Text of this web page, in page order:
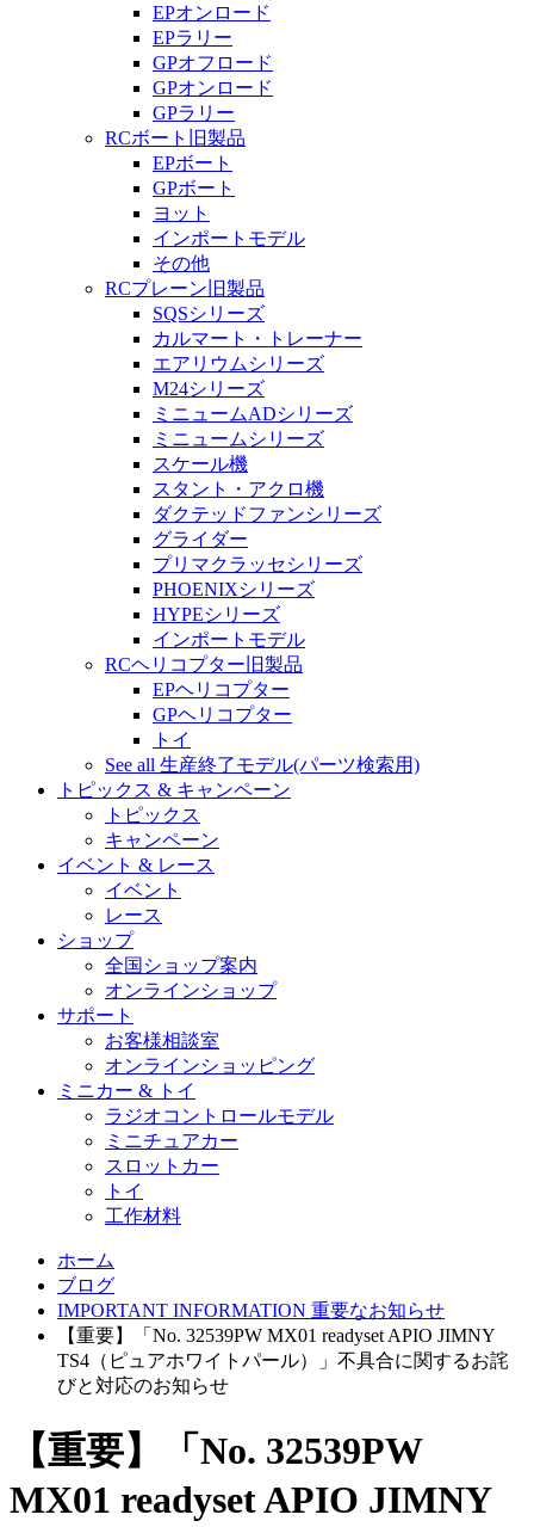
EPオンロード
EPラリー
GPオフロード
GPオンロード
GPラリー
RCボート旧製品
EPボート
GPボート
ヨット
インポートモデル
その他
RCプレーン旧製品
SQSシリーズ
カルマート・トレーナー
エアリウムシリーズ
M24シリーズ
ミニュームADシリーズ
ミニュームシリーズ
スケール機
スタント・アクロ機
ダクテッドファンシリーズ
グライダー
プリマクラッセシリーズ
PHOENIXシリーズ
HYPEシリーズ
インポートモデル
RCヘリコプター旧製品
EPヘリコプター
GPヘリコプター
トイ
See all 生産終了モデル(パーツ検索用)
トピックス & キャンペーン
トピックス
キャンペーン
イベント & レース
イベント
レース
ショップ
全国ショップ案内
オンラインショップ
サポート
お客様相談室
オンラインショッピング
ミニカー & トイ
ラジオコントロールモデル
ミニチュアカー
スロットカー
トイ
工作材料
ホーム
ブログ
IMPORTANT INFORMATION 重要なお知らせ
【重要】「No. 32539PW MX01 readyset APIO JIMNY
TS4（ピュアホワイトパール）」不具合に関するお詫
びと対応のお知らせ
【重要】「No. 32539PW
MX01 readyset APIO JIMNY